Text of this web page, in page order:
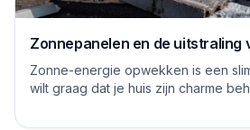
Zonnepanelen en de uitstraling
Zonne-energie opwekken is een
wilt graag dat je huis zijn charme